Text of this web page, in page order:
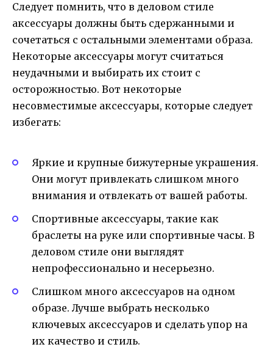
Следует помнить, что в деловом стиле
аксессуары должны быть сдержанными и
сочетаться с остальными элементами образа.
Некоторые аксессуары могут считаться
неудачными и выбирать их стоит с
осторожностью. Вот некоторые
несовместимые аксессуары, которые следует
избегать:
Яркие и крупные бижутерные украшения.
Они могут привлекать слишком много
внимания и отвлекать от вашей работы.
Спортивные аксессуары, такие как
браслеты на руке или спортивные часы. В
деловом стиле они выглядят
непрофессионально и несерьезно.
Слишком много аксессуаров на одном
образе. Лучше выбрать несколько
ключевых аксессуаров и сделать упор на
их качество и стиль.